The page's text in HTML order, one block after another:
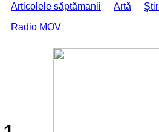
Articolele săptămanii Artă
Radio MOV